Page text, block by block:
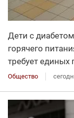
Дети с
горячего
требует единых
Общество